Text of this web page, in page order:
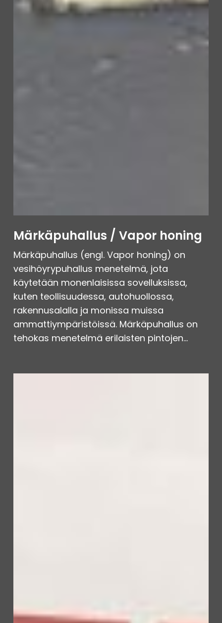
Märkäpuhallus / Vapor honing
Märkäpuhallus (engl. Vapor honing) on
vesihöyrypuhallus menetelmä, jota
käytetään monenlaisissa sovelluksissa,
kuten teollisuudessa, autohuollossa,
rakennusalalla ja monissa muissa
ammattiympäristöissä. Märkäpuhallus on
tehokas menetelmä erilaisten pintojen…